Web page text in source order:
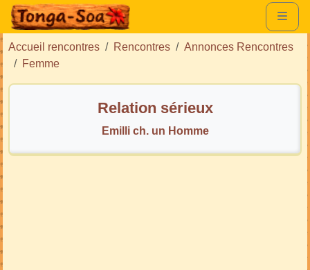
Accueil rencontres Rencontres
Annonces Rencontres
Femme
Relation sérieux
Emilli ch. un Homme